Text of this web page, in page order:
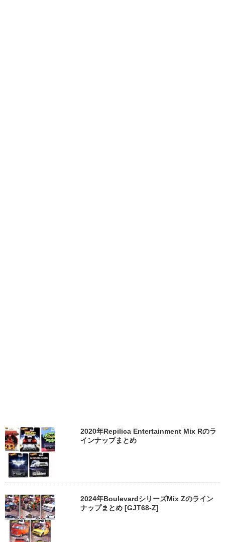
2020年Repilica Entertainment Mix Rのラ
インナップまとめ
2024年BoulevardシリーズMix Zのライン
ナップまとめ [GJT68-Z]